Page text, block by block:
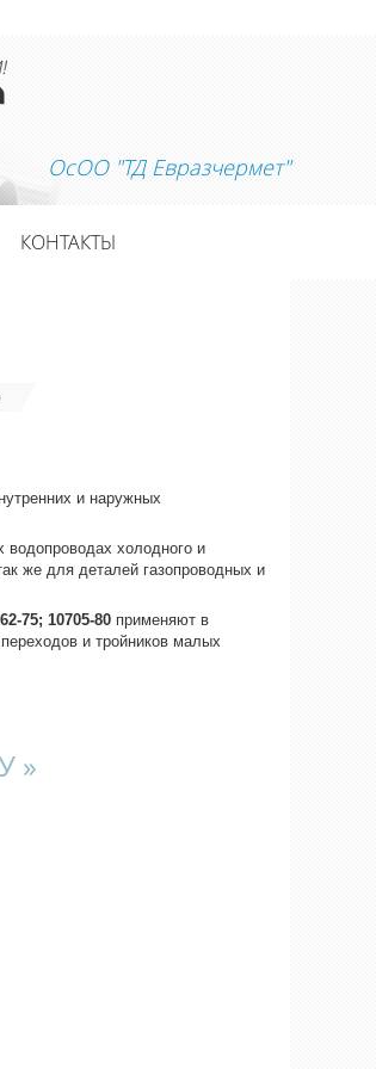
ОсОО "ТД Евразчермет"
КОНТАКТЫ
и наружных
холодного и
же для деталей газопроводных и
75; 10705-80 применяют в
и тройников малых
»